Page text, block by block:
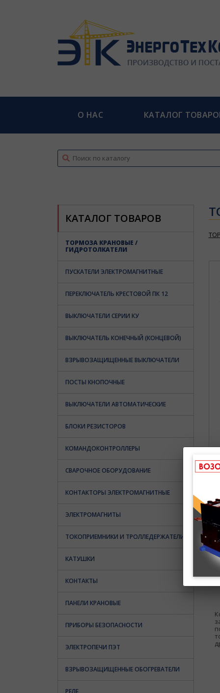
О НАС КАТАЛОГ
КАТАЛОГ ТОВАРОВ
ТОРМОЗА КРАНОВЫЕ /
ГИДРОТОЛКАТЕЛИ
ПУСКАТЕЛИ ЭЛЕКТРОМАГНИТНЫЕ
ПЕРЕКЛЮЧАТЕЛЬ КРЕСТОВОЙ ПК 12
ВЫКЛЮЧАТЕЛИ СЕРИИ КУ
ВЫКЛЮЧАТЕЛЬ КОНЕЧНЫЙ (КОНЦЕВОЙ)
ВЗРЫВОЗАЩИЩЕННЫЕ ВЫКЛЮЧАТЕЛИ
ПОСТЫ КНОПОЧНЫЕ
ВЫКЛЮЧАТЕЛИ АВТОМАТИЧЕСКИЕ
БЛОКИ РЕЗИСТОРОВ
КОМАНДОКОНТРОЛЛЕРЫ
СВАРОЧНОЕ ОБОРУДОВАНИЕ
КОНТАКТОРЫ ЭЛЕКТРОМАГНИТНЫЕ
ЭЛЕКТРОМАГНИТЫ
ТОКОПРИЕМНИКИ И ТРОЛЛЕДЕРЖАТЕЛИ
КАТУШКИ
КОНТАКТЫ
ПАНЕЛИ КРАНОВЫЕ
ПРИБОРЫ БЕЗОПАСНОСТИ
ЭЛЕКТРОПЕЧИ ПЭТ
ВЗРЫВОЗАЩИЩЕННЫЕ ОБОГРЕВАТЕЛИ
РЕЛЕ